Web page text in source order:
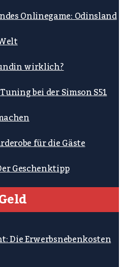
Onlinegame: Odinsland
wirklich?
bei der Simson S51
für die Gäste
Geschenktipp
Die Erwerbsnebenkosten